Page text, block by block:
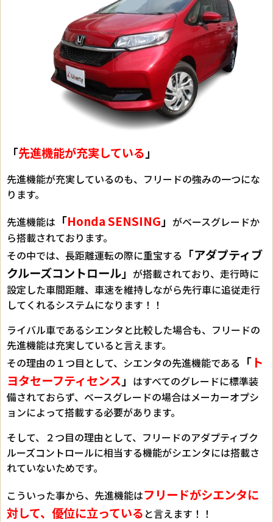
「先進機能が充実している 」
先進機能が充実しているのも、フリードの強みの一つにな
ります。
先進機能は 「Honda SENSING」 がベースグレードか
ら搭載されております。
その中では、長距離運転の際に重宝する 「アダプティブ
クルーズコントロール」 が搭載されており、走行時に
設定した車間距離、車速を維持しながら先行車に追従走行
してくれるシステムになります！！
ライバル車であるシエンタと比較した場合も、フリードの
先進機能は充実していると言えます。
その理由の１つ目として、シエンタの先進機能である 「ト
ヨタセーフティセンス」 はすべてのグレードに標準装
備されておらず、ベースグレードの場合はメーカーオプシ
ョンによって搭載する必要があります。
そして、２つ目の理由として、フリードのアダプティブク
ルーズコントロールに相当する機能がシエンタには搭載さ
れていないためです。
こういった事から、先進機能はフリードがシエンタに
対して、優位に立っている と言えます！！